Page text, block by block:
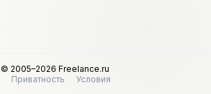
© 2005–2026 Freelance.ru
Приватность
Условия